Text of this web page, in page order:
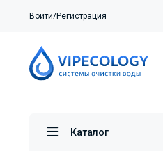
Войти/Регистрация
Каталог